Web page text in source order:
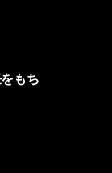
もち